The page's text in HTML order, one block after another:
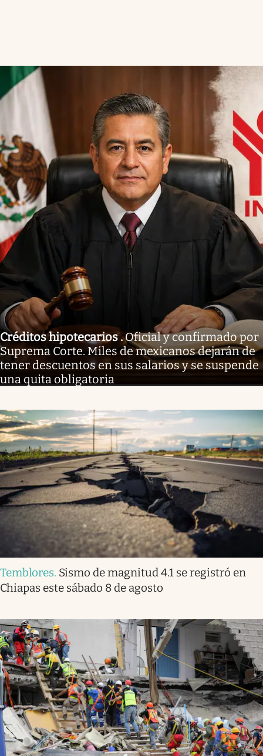
Créditos hipotecarios.Oficial y confirmado por
Suprema Corte. Miles de mexicanos dejarán de
tener descuentos en sus salarios y se suspende
una quita obligatoria
Temblores. Sismo de magnitud 4.1 se registró en
Chiapas este sábado 8 de agosto